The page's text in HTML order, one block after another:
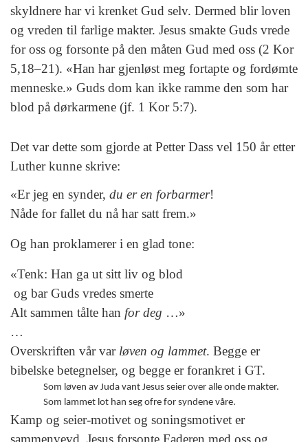
skyldnere har vi krenket Gud selv. Dermed blir loven
og vreden til farlige makter. Jesus smakte Guds vrede
for oss og forsonte på den måten Gud med oss (2 Kor
5,18–21). «Han har gjenløst meg fortapte og fordømte
menneske.» Guds dom kan ikke ramme den som har
blod på dørkarmene (jf. 1 Kor 5:7).
Det var dette som gjorde at Petter Dass vel 150 år etter
Luther kunne skrive:
«Er jeg en synder, du er en forbarmer!
Nåde for fallet du nå har satt frem.»
Og han proklamerer i en glad tone:
«Tenk: Han ga ut sitt liv og blod
og bar Guds vredes smerte
Alt sammen tålte han for deg …»
…
Overskriften vår var løven og lammet. Begge er
bibelske betegnelser, og begge er forankret i GT.
Som løven av Juda vant Jesus seier over alle onde makter.
Som lammet lot han seg ofre for syndene våre.
Kamp og seier-motivet og soningsmotivet er
sammenvevd. Jesus forsonte Faderen med oss og